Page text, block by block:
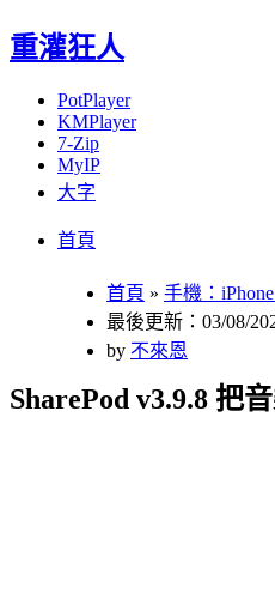
重灌狂人
PotPlayer
KMPlayer
7-Zip
MyIP
大字
首頁
首頁 » 手機：
最後更新：03/08/
by 不來恩
SharePod v3.9.8 把